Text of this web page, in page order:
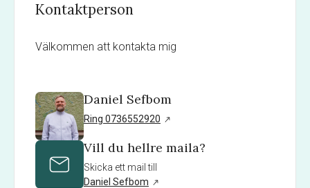
Kontaktperson
Välkommen att kontakta mig
Daniel Sefbom
Ring 0736552920
Vill du hellre maila?
Skicka ett mail till
Daniel Sefbom